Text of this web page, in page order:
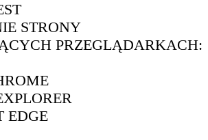
STRONY
PRZEGLĄDARKACH:
EDGE